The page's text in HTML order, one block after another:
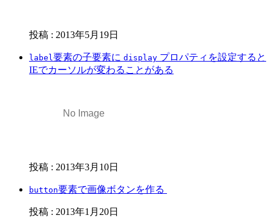
投稿 : 2013年5月19日
label要素の子要素に display プロパティを設定すると
IEでカーソルが変わることがある
投稿 : 2013年3月10日
button要素で画像ボタンを作る
投稿 : 2013年1月20日